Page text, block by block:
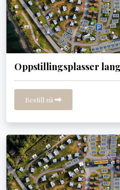
Oppstillingsplasser
Bestill nå